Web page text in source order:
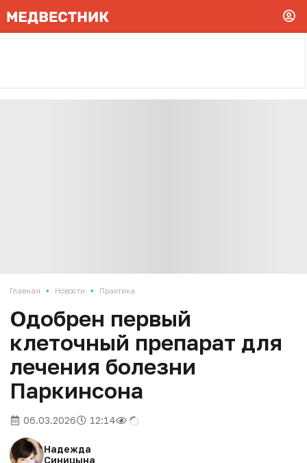
Главная • Новости • Практика
Одобрен первый
клеточный препарат для
лечения болезни
Паркинсона
06.03.2026 12:14
Надежда
Синицына